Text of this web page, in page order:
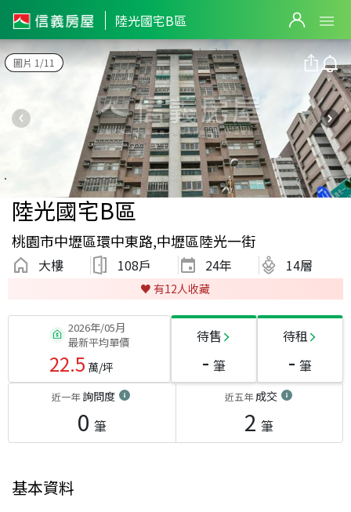
陸光國宅B區
圖片 1/11
陸光國宅B區
桃園市中壢區環中東路,中壢區陸光一街
大樓 108戶 24年 14層
♥️ 有12人收藏
2026年/05月
最新平均單價
22.5 萬/坪
待售
- 筆
待租
- 筆
近一年詢問度
0 筆
近五年成交
2 筆
基本資料